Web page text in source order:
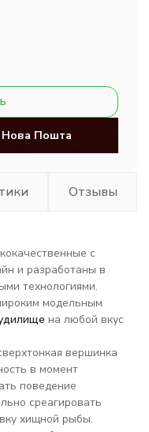
Нова Пошта
Отзывы
с
и разработаны в
технологиями.
модельным
на любой вкус
вершинка
в момент
поведение
среагировать
хищной рыбы.